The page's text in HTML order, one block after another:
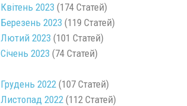
Квітень 2023 (174 Статей)
Березень 2023 (119 Статей)
Лютий 2023 (101 Статей)
Січень 2023 (74 Статей)
Грудень 2022(107 Статей)
Листопад 2022(112 Статей)